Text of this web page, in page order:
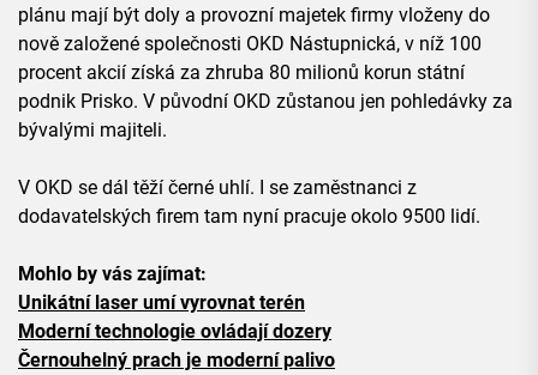
plánu mají být doly a provozní majetek firmy vloženy do
nově založené společnosti OKD Nástupnická, v níž 100
procent akcií získá za zhruba 80 milionů korun státní
podnik Prisko. V původní OKD zůstanou jen pohledávky za
bývalými majiteli.
V OKD se dál těží černé uhlí. I se zaměstnanci z
dodavatelských firem tam nyní pracuje okolo 9500 lidí.
Mohlo by vás zajímat:
Unikátní laser umí vyrovnat terén
Moderní technologie ovládají dozery
Černouhelný prach je moderní palivo